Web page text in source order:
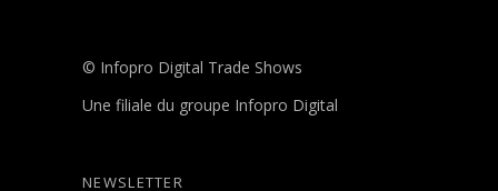
© Infopro Digital Trade Shows
Une filiale du groupe Infopro Digital
NEWSLETTER